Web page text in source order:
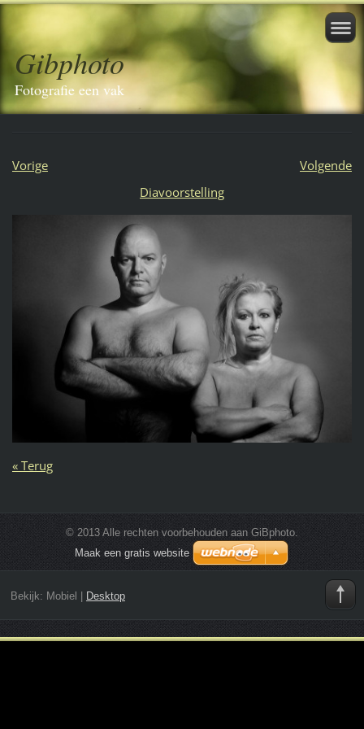
Gibphoto
Fotografie een vak
Vorige
Volgende
Diavoorstelling
« Terug
© 2013 Alle rechten voorbehouden aan GiBphoto.
Maak een gratis website
Bekijk: Mobiel | Desktop